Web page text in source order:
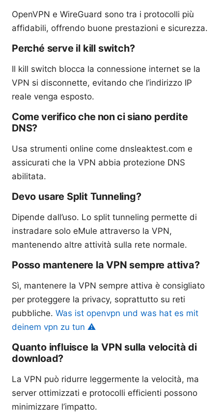
OpenVPN e WireGuard sono tra i protocolli più
affidabili, offrendo buone prestazioni e sicurezza.
Perché serve il kill switch?
Il kill switch blocca la connessione internet se la
VPN si disconnette, evitando che l’indirizzo IP
reale venga esposto.
Come verifico che non ci siano perdite
DNS?
Usa strumenti online come dnsleaktest.com e
assicurati che la VPN abbia protezione DNS
abilitata.
Devo usare Split Tunneling?
Dipende dall’uso. Lo split tunneling permette di
instradare solo eMule attraverso la VPN,
mantenendo altre attività sulla rete normale.
Posso mantenere la VPN sempre attiva?
Sì, mantenere la VPN sempre attiva è consigliato
per proteggere la privacy, soprattutto su reti
pubbliche. Was ist openvpn und was hat es mit
deinem vpn zu tun ⚠️
Quanto influisce la VPN sulla velocità di
download?
La VPN può ridurre leggermente la velocità, ma
server ottimizzati e protocolli efficienti possono
minimizzare l’impatto.